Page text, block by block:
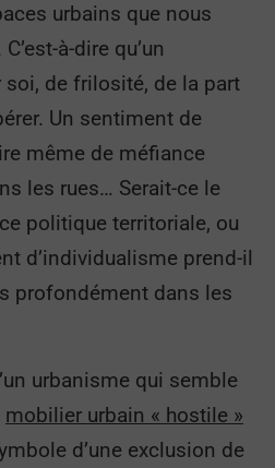
urbains que nous
à-dire qu’un
de frilosité, de la part
Un sentiment de
même de méfiance
les rues… Serait-ce le
politique territoriale, ou
d’individualisme prend-il
profondément dans les
urbanisme qui semble
mobilier urbain « hostile »
d’une exclusion de